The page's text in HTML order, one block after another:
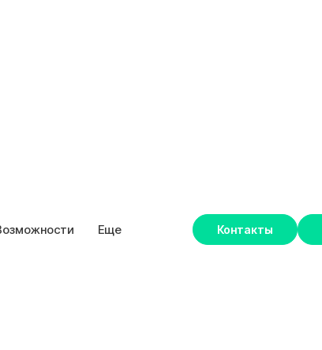
Еще Контакты